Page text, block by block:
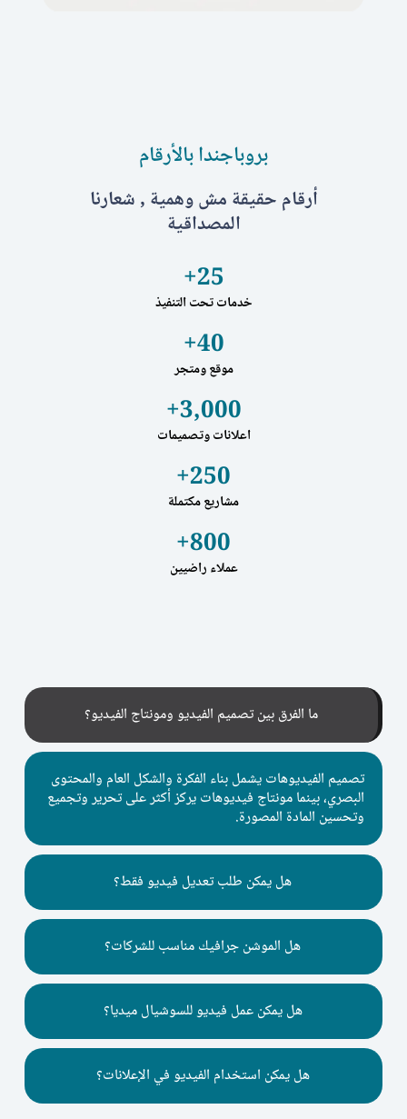
بروباجندا بالأرقام
أرقام حقيقة مش وهمية , شعارنا
المصداقية
خدمات تحت التنفيذ
25
+
موقع ومتجر
40
+
اعلانات وتصميمات
3,000
+
مشاريع مكتملة
250
+
عملاء راضيين
800
+
ما الفرق بين تصميم الفيديو ومونتاج الفيديو؟
هل يمكن طلب تعديل فيديو فقط؟
هل الموشن جرافيك مناسب للشركات؟
هل يمكن عمل فيديو للسوشيال ميديا؟
هل يمكن استخدام الفيديو في الإعلانات؟
تصميم الفيديوهات يشمل بناء الفكرة والشكل العام والمحتوى
البصري، بينما مونتاج فيديوهات يركز أكثر على تحرير وتجميع
وتحسين المادة المصورة.